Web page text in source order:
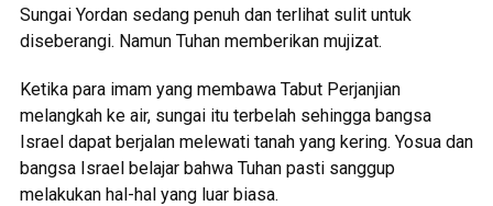
Sungai Yordan sedang penuh dan terlihat sulit untuk
diseberangi. Namun Tuhan memberikan mujizat.
Ketika para imam yang membawa Tabut Perjanjian
melangkah ke air, sungai itu terbelah sehingga bangsa
Israel dapat berjalan melewati tanah yang kering. Yosua dan
bangsa Israel belajar bahwa Tuhan pasti sanggup
melakukan hal-hal yang luar biasa.